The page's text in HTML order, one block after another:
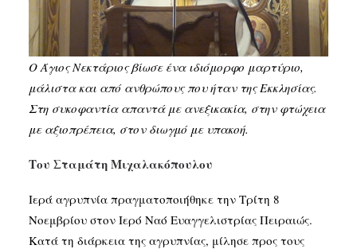
Ο Άγιος Νεκτάριος βίωσε ένα ιδιόμορφο μαρτύριο,
μάλιστα και από ανθρώπους που ήταν της Εκκλησίας.
Στη συκοφαντία απαντά με ανεξικακία, στην φτώχεια
με αξιοπρέπεια, στον διωγμό με υπακοή.
Του Σταμάτη Μιχαλακόπουλου
Ιερά αγρυπνία πραγματοποιήθηκε την Τρίτη 8
Νοεμβρίου στον Ιερό Ναό Ευαγγελιστρίας Πειραιώς.
Κατά τη διάρκεια της αγρυπνίας, μίλησε προς τους